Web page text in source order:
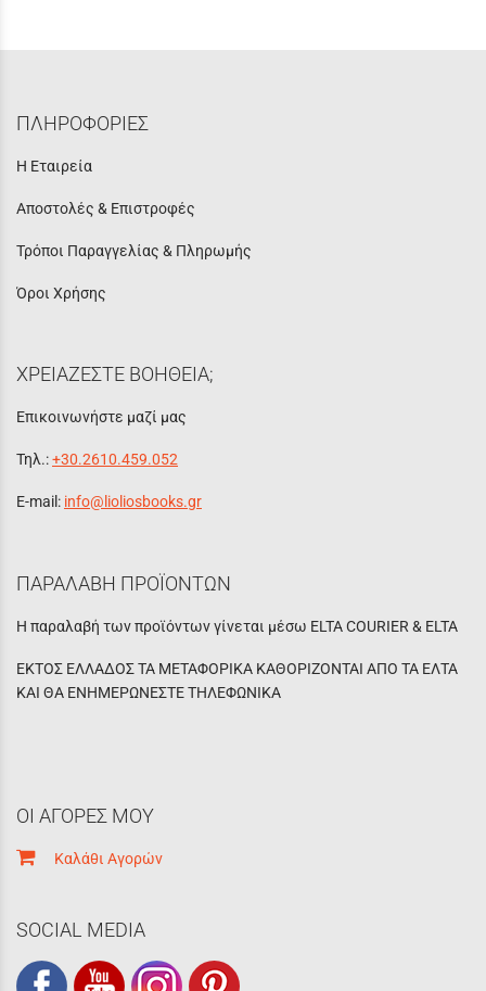
ΠΛΗΡΟΦΟΡΙΕΣ
Η Εταιρεία
Αποστολές & Επιστροφές
Τρόποι Παραγγελίας & Πληρωμής
Όροι Χρήσης
ΧΡΕΙΑΖΕΣΤΕ ΒΟΗΘΕΙΑ;
Επικοινωνήστε μαζί μας
Τηλ.:+30.2610.459.052
E-mail: info@lioliosbooks.gr
ΠΑΡΑΛΑΒΗ ΠΡΟΪΟΝΤΩΝ
Η παραλαβή των προϊόντων γίνεται μέσω ELTA COURIER & ELTA
ΕΚΤΟΣ ΕΛΛΑΔΟΣ ΤΑ ΜΕΤΑΦΟΡΙΚΑ ΚΑΘΟΡΙΖΟΝΤΑΙ ΑΠΟ ΤΑ ΕΛΤΑ
ΚΑΙ ΘΑ ΕΝΗΜΕΡΩΝΕΣΤΕ ΤΗΛΕΦΩΝΙΚΑ
ΟΙ ΑΓΟΡΕΣ ΜΟΥ
Καλάθι Αγορών
SOCIAL MEDIA